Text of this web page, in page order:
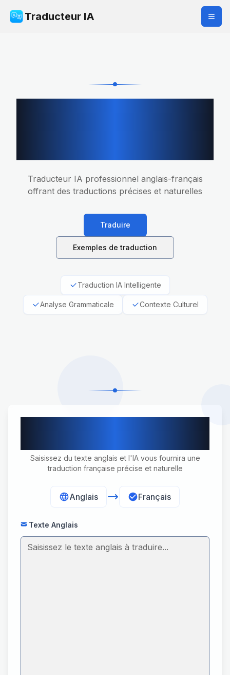
Traducteur IA
Traducteur IA professionnel anglais-français
offrant des traductions précises et naturelles
Traduire
Exemples de traduction
Traduction IA Intelligente
Analyse Grammaticale Contexte Culturel
Saisissez du texte anglais et l'IA vous fournira une
traduction française précise et naturelle
Anglais Français
Texte Anglais